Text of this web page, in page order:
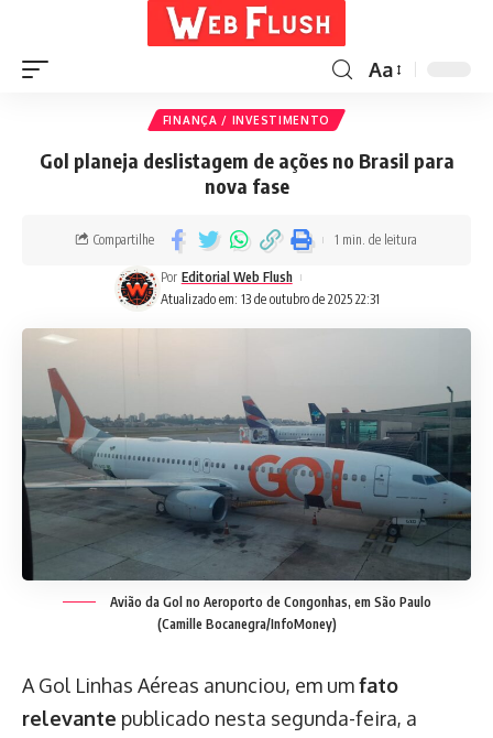
Aa
FINANÇA / INVESTIMENTO
Gol planeja deslistagem de ações no Brasil para
nova fase
Atualizado em: 13 de outubro de 2025 22:31
Por Editorial Web Flush
Compartilhe 1 min. de leitura
Avião da Gol no Aeroporto de Congonhas, em São Paulo
(Camille Bocanegra/InfoMoney)
A Gol Linhas Aéreas anunciou, em umfato
relevante publicado nesta segunda-feira, a